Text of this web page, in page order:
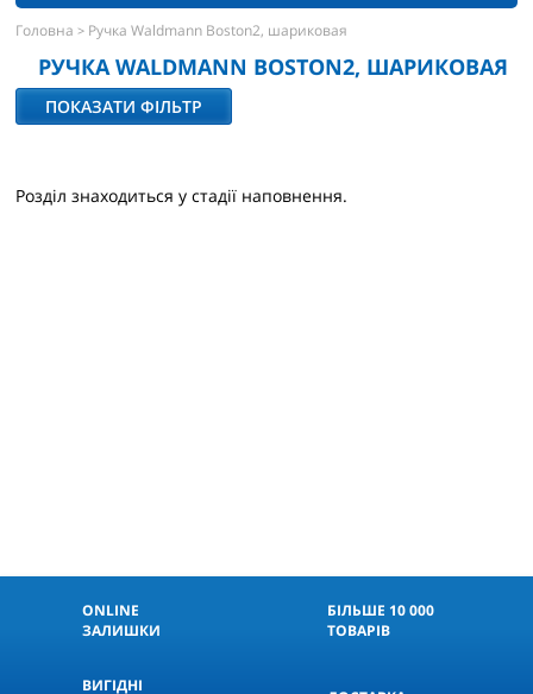
Головна > Ручка Waldmann Boston2, шариковая
РУЧКА WALDMANN BOSTON2, ШАРИКОВАЯ
ПОКАЗАТИ ФІЛЬТР
Розділ знаходиться у стадії наповнення.
ONLINE
ЗАЛИШКИ
БІЛЬШЕ 10 000
ТОВАРІВ
ВИГІДНІ